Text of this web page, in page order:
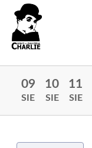
09
SIE
10
SIE
11
SIE